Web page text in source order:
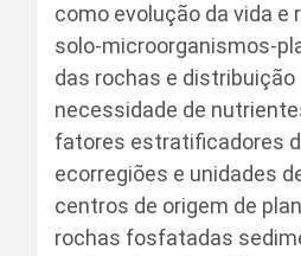
como evolução da vida e
solo-microorganismos-
das rochas e distribuição
necessidade de
fatores estratificadores
ecorregiões e unidades
centros de origem de
rochas fosfatadas